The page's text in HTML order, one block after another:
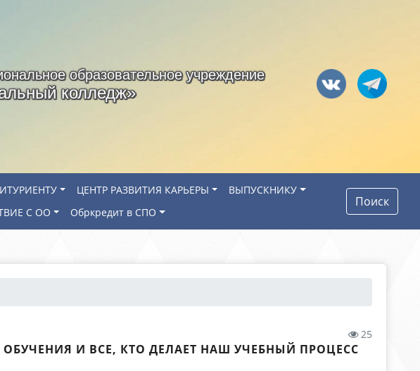
образовательное учреждение
колледж»
ЦЕНТР РАЗВИТИЯ КАРЬЕРЫ
ВЫПУСКНИКУ
С ОО Обркредит в СПО
Поиск
25
И ВСЕ, КТО ДЕЛАЕТ НАШ УЧЕБНЫЙ ПРОЦЕСС